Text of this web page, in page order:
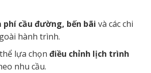
phí cầu đường, bến bãi và các chi
hành trình.
lựa chọn điều chỉnh lịch trình
nhu cầu.